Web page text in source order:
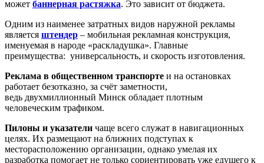
может баннерная растяжка. Это зависит от бюджета.
Одним из наименее затратных видов наружной рекламы
является штендер – мобильная рекламная конструкция,
именуемая в народе «раскладушка». Главные
преимущества: универсальность, и скорость изготовления.
Реклама в общественном транспорте и на остановках
работает безотказно, за счёт заметности,
ведь двухмиллионный Минск обладает плотным
человеческим трафиком.
Пилоны и указатели чаще всего служат в навигационных
целях. Их размещают на ближних подступах к
месторасположению организации, однако умелая их
разработка помогает не только сориентировать уже едущего к